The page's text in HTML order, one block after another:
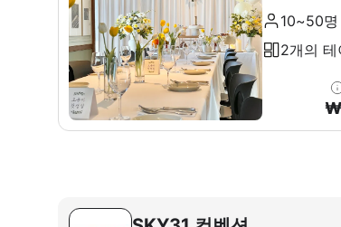
10~50명
2개의 테
₩